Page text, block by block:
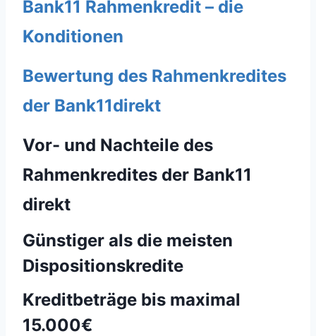
Bank11 Rahmenkredit – die
Konditionen
Bewertung des Rahmenkredites
der Bank11direkt
Vor- und Nachteile des
Rahmenkredites der Bank11
direkt
Günstiger als die meisten
Dispositionskredite
Kreditbeträge bis maximal
15.000€